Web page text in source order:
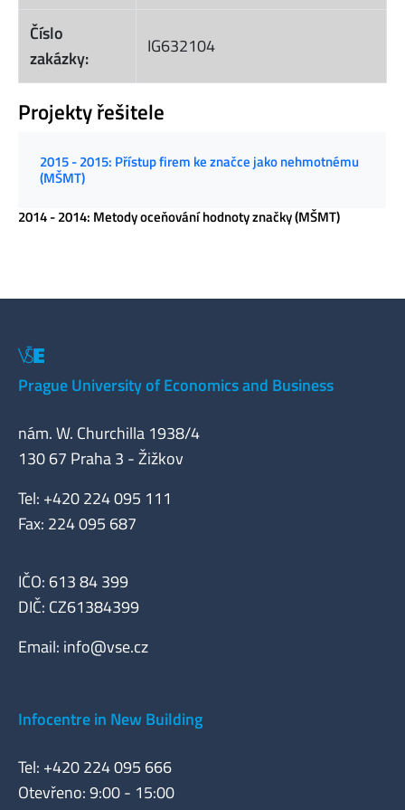
Číslo
zakázky:
IG632104
Projekty řešitele
2015 - 2015: Přístup firem ke značce jako nehmotnému
(MŠMT)
2014 - 2014: Metody oceňování hodnoty značky (MŠMT)
Prague University of Economics and Business
nám. W. Churchilla 1938/4
130 67 Praha 3 - Žižkov
Tel: +420 224 095 111
Fax: 224 095 687
IČO: 613 84 399
DIČ: CZ61384399
Email: info@vse.cz
Infocentre in New Building
Tel: +420 224 095 666
Otevřeno: 9:00 - 15:00